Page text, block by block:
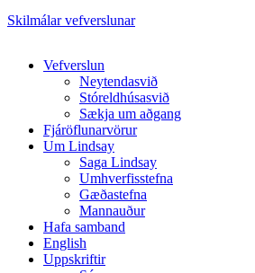
Skilmálar vefverslunar
Close
Vefverslun
Neytendasvið
Stóreldhúsasvið
Sækja um aðgang
Fjáröflunarvörur
Um Lindsay
Saga Lindsay
Umhverfisstefna
Gæðastefna
Mannauður
Hafa samband
English
Uppskriftir